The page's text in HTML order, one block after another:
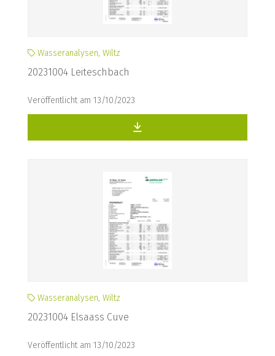
Wasseranalysen, Wiltz
20231004 Leiteschbach
Veröffentlicht am 13/10/2023
Wasseranalysen, Wiltz
20231004 Elsaass Cuve
Veröffentlicht am 13/10/2023